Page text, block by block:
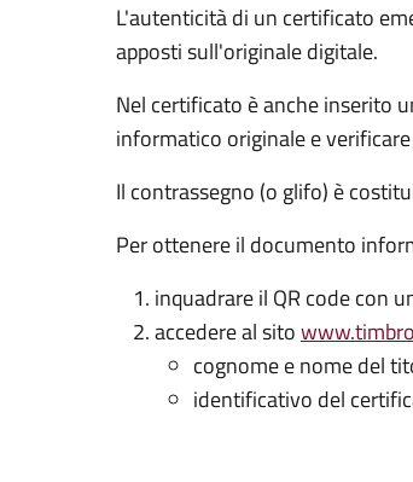
L'autenticità di un certificato
apposti sull'originale digitale.
Nel certificato è anche inserito
informatico originale e
Il contrassegno (o glifo) è
Per ottenere il documento
inquadrare il QR code con
accedere al sito
cognome e nome del
identificativo del